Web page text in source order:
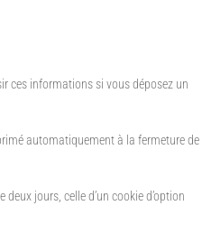
ces informations si vous déposez un
automatiquement à la fermeture de
jours, celle d’un cookie d’option